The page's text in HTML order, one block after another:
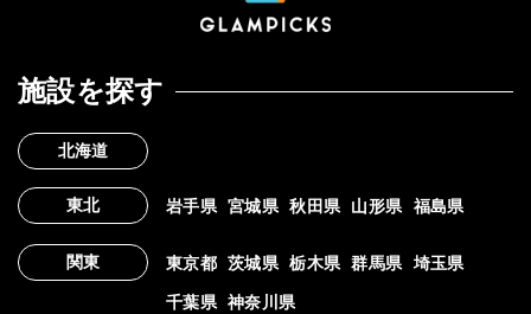
施設を探す
北海道
東北 岩手県 宮城県 秋田県 山形県 福島県
関東 東京都 茨城県 栃木県 群馬県 埼玉県
千葉県 神奈川県